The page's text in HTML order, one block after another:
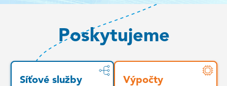
Poskytujeme
Síťové služby Výpočty